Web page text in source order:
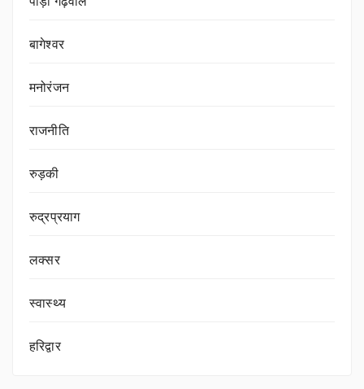
बागेश्वर
मनोरंजन
राजनीति
रुड़की
रुद्रप्रयाग
लक्सर
स्वास्थ्य
हरिद्वार